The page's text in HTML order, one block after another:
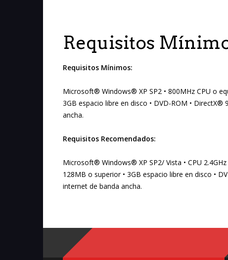
Requisitos
Requisitos Mínimos:
Microsoft® Windows® XP SP2 • 800MHz CPU o
3GB espacio libre en disco • DVD-ROM •
ancha.
Requisitos Recomendados:
Microsoft® Windows® XP SP2/ Vista • CPU
128MB o superior • 3GB espacio libre en disco •
internet de banda ancha.